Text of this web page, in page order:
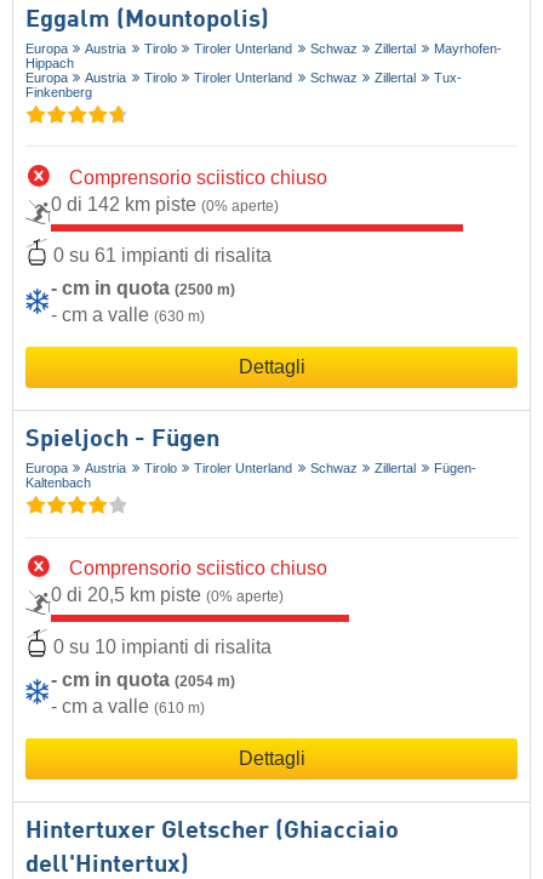
Eggalm (Mountopolis)
Europa Austria Tirolo Tiroler Unterland Schwaz Zillertal
Mayrhofen-
Hippach
Europa
Austria Tirolo Tiroler Unterland Schwaz Zillertal
Tux-
Finkenberg
Comprensorio sciistico chiuso
0 di 142 km piste (0% aperte)
0 su 61 impianti di risalita
- cm in quota (2500 m)
- cm a valle (630 m)
Dettagli
Spieljoch - Fügen
Europa Austria Tirolo Tiroler Unterland Schwaz Zillertal
Fügen-
Kaltenbach
Comprensorio sciistico chiuso
0 di 20,5 km piste (0% aperte)
0 su 10 impianti di risalita
- cm in quota (2054 m)
- cm a valle (610 m)
Dettagli
Hintertuxer Gletscher (Ghiacciaio
dell'Hintertux)